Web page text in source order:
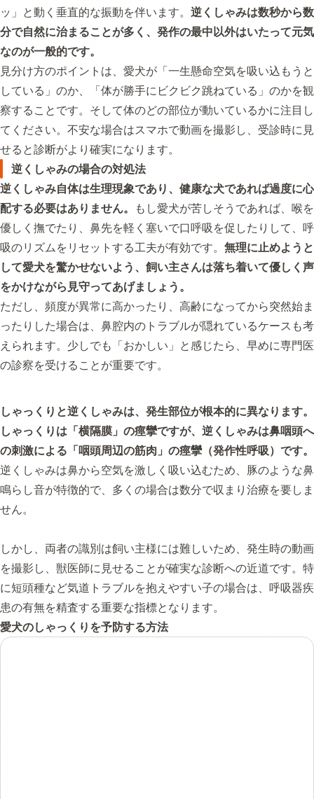
ッ」と動く垂直的な振動を伴います。 逆くしゃみは数秒から数
分で自然に治まることが多く、発作の最中以外はいたって元気
なのが一般的です。
見分け方のポイントは、愛犬が「一生懸命空気を吸い込もうと
している」のか、「体が勝手にビクビク跳ねている」のかを観
察することです。そして体のどの部位が動いているかに注目し
てください。不安な場合はスマホで動画を撮影し、受診時に見
せると診断がより確実になります。
逆くしゃみの場合の対処法
逆くしゃみ自体は生理現象であり、健康な犬であれば過度に心
配する必要はありません。
もし愛犬が苦しそうであれば、喉を
優しく撫でたり、鼻先を軽く塞いで口呼吸を促したりして、呼
吸のリズムをリセットする工夫が有効です。 無理に止めようと
して愛犬を驚かせないよう、飼い主さんは落ち着いて優しく声
をかけながら見守ってあげましょう。
ただし、頻度が異常に高かったり、高齢になってから突然始ま
ったりした場合は、鼻腔内のトラブルが隠れているケースも考
えられます。少しでも「おかしい」と感じたら、早めに専門医
の診察を受けることが重要です。
しゃっくりと逆くしゃみは、発生部位が根本的に異なります。
しゃっくりは「横隔膜」の痙攣ですが、逆くしゃみは鼻咽頭へ
の刺激による「咽頭周辺の筋肉」の痙攣（発作性呼吸）です。
逆くしゃみは鼻から空気を激しく吸い込むため、豚のような鼻
鳴らし音が特徴的で、多くの場合は数分で収まり治療を要しま
せん。
しかし、両者の識別は飼い主様には難しいため、発生時の動画
を撮影し、獣医師に見せることが確実な診断への近道です。特
に短頭種など気道トラブルを抱えやすい子の場合は、呼吸器疾
患の有無を精査する重要な指標となります。
愛犬のしゃっくりを予防する方法